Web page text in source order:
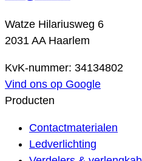
Watze Hilariusweg 6
2031 AA Haarlem
KvK-nummer: 34134802
Vind ons op Google
Producten
Contactmaterialen
Ledverlichting